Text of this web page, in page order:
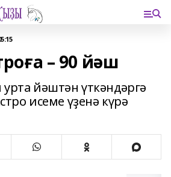
– 90 йәш
йәштән үткәндәргә
исеме үҙенә күрә